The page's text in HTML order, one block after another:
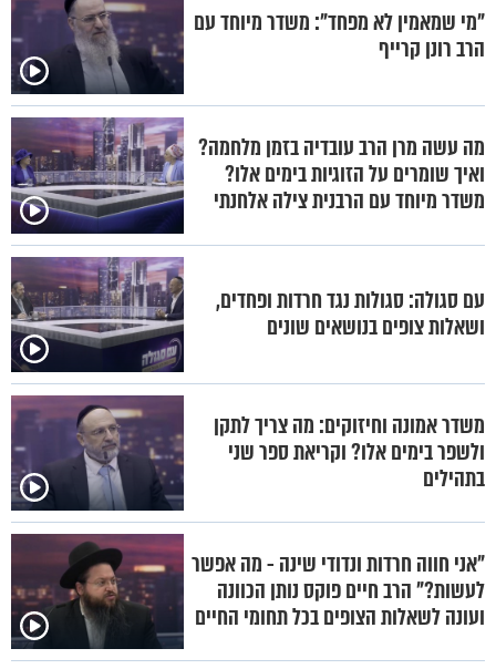
"מי שמאמין לא מפחד": משדר מיוחד עם
הרב רונן קרייף
מה עשה מרן הרב עובדיה בזמן מלחמה?
ואיך שומרים על הזוגיות בימים אלו?
משדר מיוחד עם הרבנית צילה אלחנתי
עם סגולה: סגולות נגד חרדות ופחדים,
ושאלות צופים בנושאים שונים
משדר אמונה וחיזוקים: מה צריך לתקן
ולשפר בימים אלו? וקריאת ספר שני
בתהילים
"אני חווה חרדות ונדודי שינה - מה אפשר
לעשות?" הרב חיים פוקס נותן הכוונה
ועונה לשאלות הצופים בכל תחומי החיים